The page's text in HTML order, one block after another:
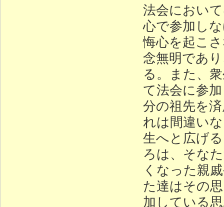
法会におい
心で参加し
悔心を起こ
念無明であ
る。また、
て法会に参
分の祖先を
れは間違い
生へと広げ
ろは、そな
くなった親
た達はその
加している